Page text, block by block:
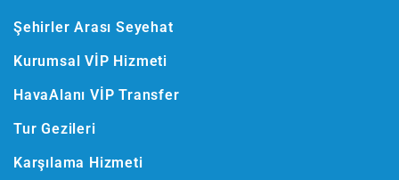
Şehirler Arası Seyehat
Kurumsal VİP Hizmeti
HavaAlanı VİP Transfer
Tur Gezileri
Karşılama Hizmeti